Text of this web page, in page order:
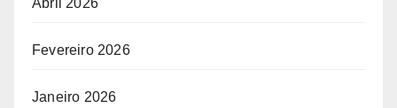
Abril 2026
Fevereiro 2026
Janeiro 2026